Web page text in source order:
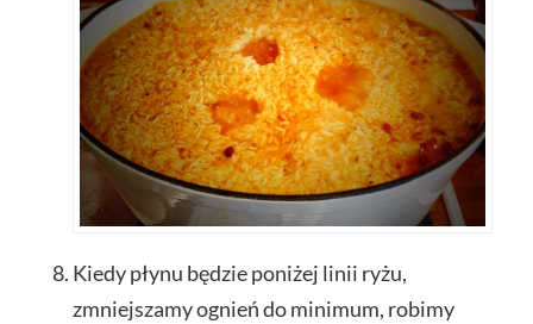
Kiedy płynu będzie poniżej linii ryżu,
zmniejszamy ognień do minimum, robimy